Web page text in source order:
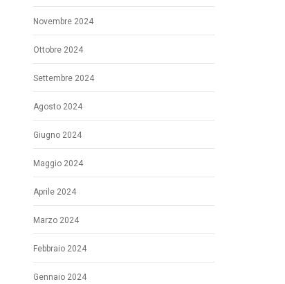
Novembre 2024
Ottobre 2024
Settembre 2024
Agosto 2024
Giugno 2024
Maggio 2024
Aprile 2024
Marzo 2024
Febbraio 2024
Gennaio 2024